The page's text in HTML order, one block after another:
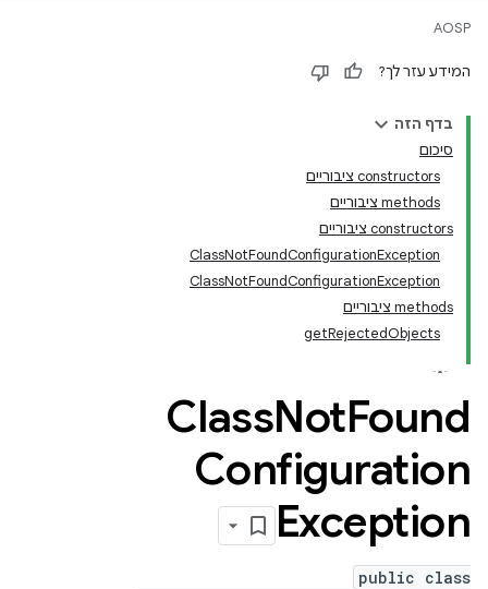
AOSP
המידע עזר לך?
בדף הזה
סיכום
‫constructors ציבוריים
‫methods ציבוריים
‫constructors ציבוריים
ClassNotFoundConfigurationException
ClassNotFoundConfigurationException
‫methods ציבוריים
getRejectedObjects
ClassNotFound
Configuration
Exception
public class